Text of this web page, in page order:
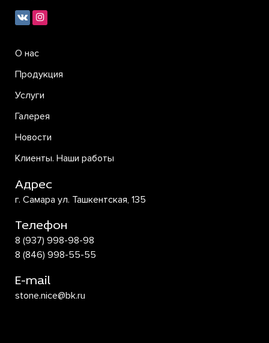
О нас
Продукция
Услуги
Галерея
Новости
Клиенты. Наши работы
Адрес
г. Самара ул. Ташкентская, 135
Телефон
8 (937) 998-98-98
8 (846) 998-55-55
E-mail
stone.nice@bk.ru